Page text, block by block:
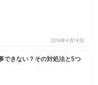
2018年4月14日
できない？その対処法と5つ